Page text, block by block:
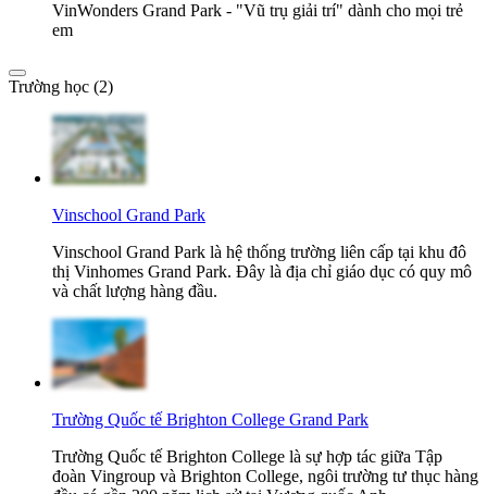
VinWonders Grand Park - "Vũ trụ giải trí" dành cho mọi trẻ
em
Trường học (2)
Vinschool Grand Park
Vinschool Grand Park là hệ thống trường liên cấp tại khu đô
thị Vinhomes Grand Park. Đây là địa chỉ giáo dục có quy mô
và chất lượng hàng đầu.
Trường Quốc tế Brighton College Grand Park
Trường Quốc tế Brighton College là sự hợp tác giữa Tập
đoàn Vingroup và Brighton College, ngôi trường tư thục hàng